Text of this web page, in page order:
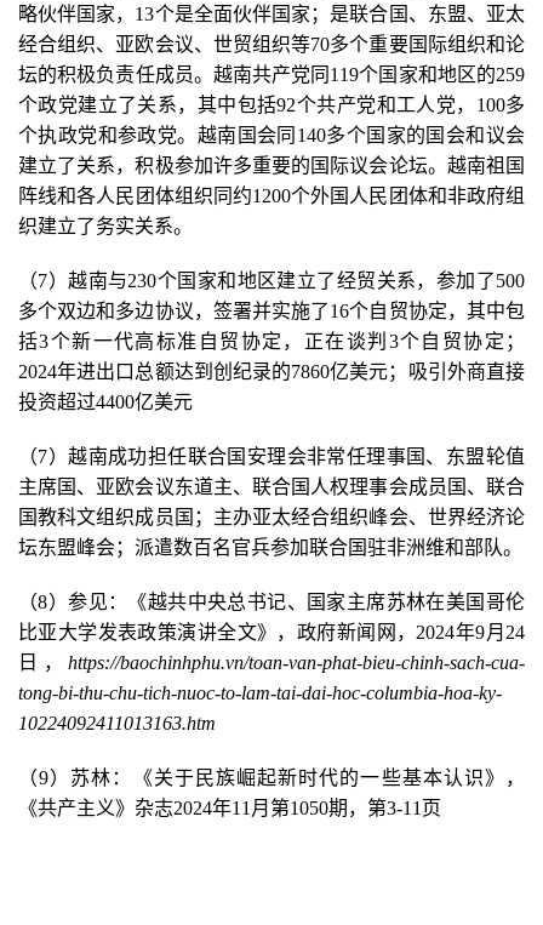
略伙伴国家，13个是全面伙伴国家；是联合国、东盟、亚太
经合组织、亚欧会议、世贸组织等70多个重要国际组织和论
坛的积极负责任成员。越南共产党同119个国家和地区的259
个政党建立了关系，其中包括92个共产党和工人党，100多
个执政党和参政党。越南国会同140多个国家的国会和议会
建立了关系，积极参加许多重要的国际议会论坛。越南祖国
阵线和各人民团体组织同约1200个外国人民团体和非政府组
织建立了务实关系。
（7）越南与230个国家和地区建立了经贸关系，参加了500
多个双边和多边协议，签署并实施了16个自贸协定，其中包
括3个新一代高标准自贸协定，正在谈判3个自贸协定；
2024年进出口总额达到创纪录的7860亿美元；吸引外商直接
投资超过4400亿美元
（7）越南成功担任联合国安理会非常任理事国、东盟轮值
主席国、亚欧会议东道主、联合国人权理事会成员国、联合
国教科文组织成员国；主办亚太经合组织峰会、世界经济论
坛东盟峰会；派遣数百名官兵参加联合国驻非洲维和部队。
（8）参见：《越共中央总书记、国家主席苏林在美国哥伦
比亚大学发表政策演讲全文》，政府新闻网，2024年9月24
日， https://baochinhphu.vn/toan-van-phat-bieu-chinh-sach-cua-
tong-bi-thu-chu-tich-nuoc-to-lam-tai-dai-hoc-columbia-hoa-ky-
10224092411013163.htm
（9）苏林：《关于民族崛起新时代的一些基本认识》，
《共产主义》杂志2024年11月第1050期，第3-11页